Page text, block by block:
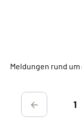
Online-Services
Meldungen rund
1